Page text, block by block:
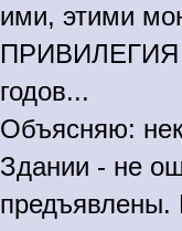
ими, этими
ПРИВИЛЕГИЯ
годов...
Объясняю:
Здании - не